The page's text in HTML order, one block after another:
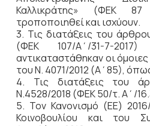
Καλλικράτης» (ΦΕΚ
τροποποιηθεί και ισχύουν.
3. Τις διατάξεις του
(ΦΕΚ 107/Α΄/31-7-
αντικαταστάθηκαν οι
του Ν. 4071/2012 (Α΄85),
4. Τις διατάξεις του
Ν.4528/2018 (ΦΕΚ 50/τ. Α΄/
5. Τον Κανονισμό (ΕΕ)
Κοινοβουλίου και του